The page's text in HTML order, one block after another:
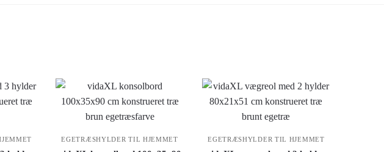
EGETRÆSHYLDER TIL HJEMMET EGETRÆSHYLDER TIL HJEMMET